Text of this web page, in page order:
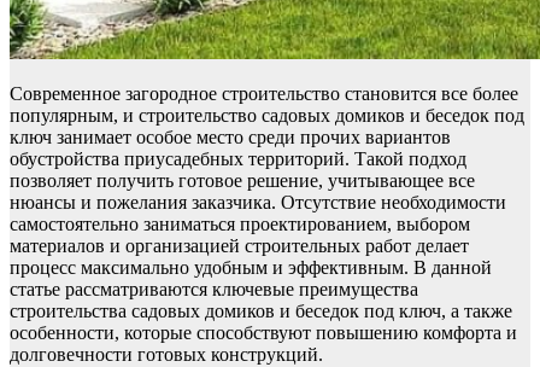
Современное загородное строительство становится все более
популярным, и строительство садовых домиков и беседок под
ключ занимает особое место среди прочих вариантов
обустройства приусадебных территорий. Такой подход
позволяет получить готовое решение, учитывающее все
нюансы и пожелания заказчика. Отсутствие необходимости
самостоятельно заниматься проектированием, выбором
материалов и организацией строительных работ делает
процесс максимально удобным и эффективным. В данной
статье рассматриваются ключевые преимущества
строительства садовых домиков и беседок под ключ, а также
особенности, которые способствуют повышению комфорта и
долговечности готовых конструкций.